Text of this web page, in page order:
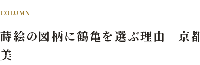
COLUMN
蒔絵の図柄に鶴亀を選ぶ理由｜京
美